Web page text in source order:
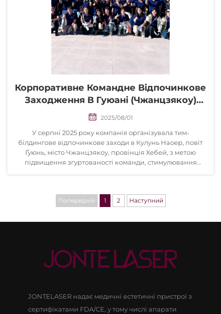
Корпоративне Командне Відпочинкове
Заходження В Гуюані (Чжанцзякоу)
Для Зміцнення Командного Духу
2025/08/01
У серпні 2025 року компанія організувала тим-
білдингове відпочинкове заходи в Кулунь Наоер, повіт
Ґуюнь, місто Чжанцзякоу, провінція Хебей, з метою
підвищення згуртованості команди, стимулювання
Попередній 1 2 Наступний
JONTELASER надає медичні естетичні пристрої з
сертифікатами FDA/CE, у тому числі апарати